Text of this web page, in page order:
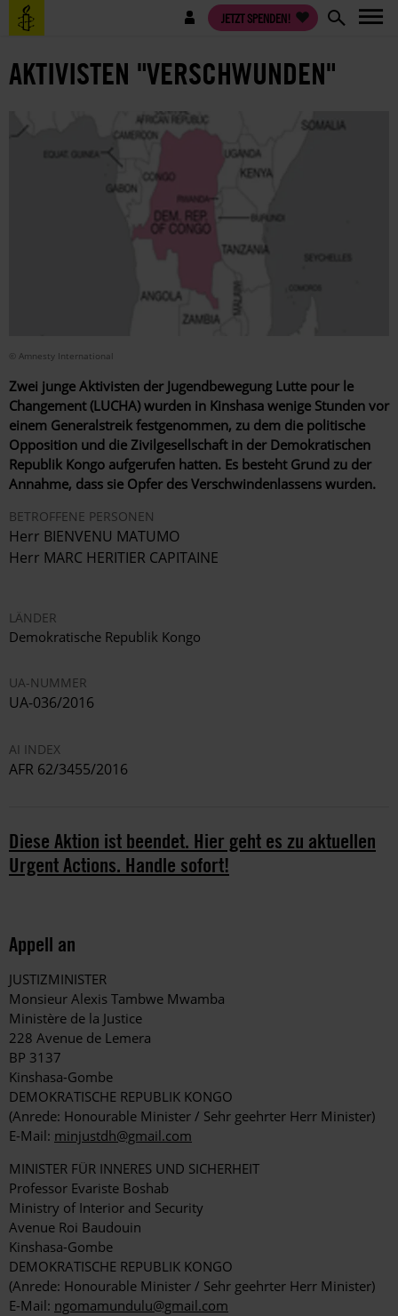
Direkt
zum
Benutzermenü JETZT SPENDEN!
AKTIVISTEN "VERSCHWUNDEN"
© Amnesty International
Zwei junge Aktivisten der Jugendbewegung Lutte pour le
Changement (LUCHA) wurden in Kinshasa wenige Stunden vor
einem Generalstreik festgenommen, zu dem die politische
Opposition und die Zivilgesellschaft in der Demokratischen
Republik Kongo aufgerufen hatten. Es besteht Grund zu der
Annahme, dass sie Opfer des Verschwindenlassens wurden.
BETROFFENE PERSONEN
Herr BIENVENU MATUMO
Herr MARC HERITIER CAPITAINE
LÄNDER
Demokratische Republik Kongo
UA-NUMMER
UA-036/2016
AI INDEX
AFR 62/3455/2016
Diese Aktion ist beendet. Hier geht es zu aktuellen
Urgent Actions. Handle sofort!
Appell an
JUSTIZMINISTER
Monsieur Alexis Tambwe Mwamba
Ministère de la Justice
228 Avenue de Lemera
BP 3137
Kinshasa-Gombe
DEMOKRATISCHE REPUBLIK KONGO
(Anrede: Honourable Minister / Sehr geehrter Herr Minister)
E-Mail: minjustdh@gmail.com
MINISTER FÜR INNERES UND SICHERHEIT
Professor Evariste Boshab
Ministry of Interior and Security
Avenue Roi Baudouin
Kinshasa-Gombe
DEMOKRATISCHE REPUBLIK KONGO
(Anrede: Honourable Minister / Sehr geehrter Herr Minister)
E-Mail: ngomamundulu@gmail.com